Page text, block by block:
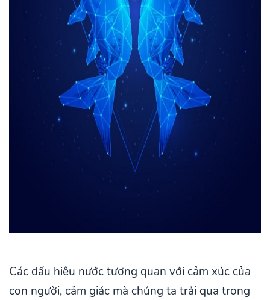
Các dấu hiệu nước tương quan với cảm xúc của
con người, cảm giác mà chúng ta trải qua trong